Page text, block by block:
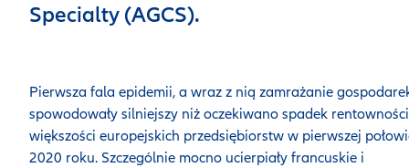
Specialty (AGCS).
Pierwsza fala epidemii, a wraz z nią zamrażanie
spowodowały silniejszy niż oczekiwano spadek rentowności
większości europejskich przedsiębiorstw w pierwszej
2020 roku. Szczególnie mocno ucierpiały francuskie i